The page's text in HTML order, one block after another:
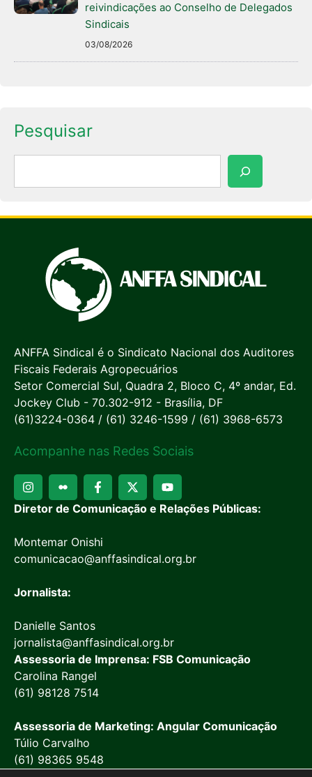
reivindicações ao Conselho de Delegados
Sindicais
03/08/2026
Pesquisar
ANFFA Sindical é o Sindicato Nacional dos Auditores
Fiscais Federais Agropecuários
Setor Comercial Sul, Quadra 2, Bloco C, 4º andar, Ed.
Jockey Club - 70.302-912 - Brasília, DF
(61)3224-0364 / (61) 3246-1599 / (61) 3968-6573
Acompanhe nas Redes Sociais
Diretor de Comunicação e Relações Públicas:
Montemar Onishi
comunicacao@anffasindical.org.br
Jornalista:
Danielle Santos
jornalista@anffasindical.org.br
Assessoria de Imprensa: FSB Comunicação
Carolina Rangel
(61) 98128 7514
Assessoria de Marketing: Angular Comunicação
Túlio Carvalho
(61) 98365 9548